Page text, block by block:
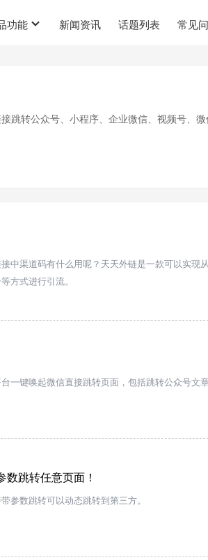
功能 新闻资讯 话题列表 常见
跳转公众号、小程序、企业微信、视频号、
中渠道码有什么用呢？天天外链是一款可以实现
方式进行引流。
一键唤起微信直接跳转页面，包括跳转公众号文
数跳转任意页面！
参数跳转可以动态跳转到第三方。